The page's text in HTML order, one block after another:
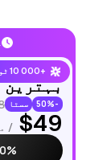
+10 000 ٹوکنز
بہترین
-50% سستا
$49
/
50% ڈسکاؤنٹ کے